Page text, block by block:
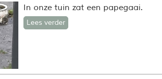
In onze tuin zat een papegaai.
Lees verder